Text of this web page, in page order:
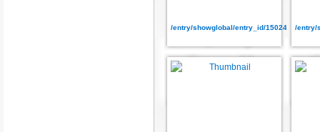
2. Chơi trò chơi: Tìm từ đồng
/entry/showglobal/entry_id/15024572/entry/